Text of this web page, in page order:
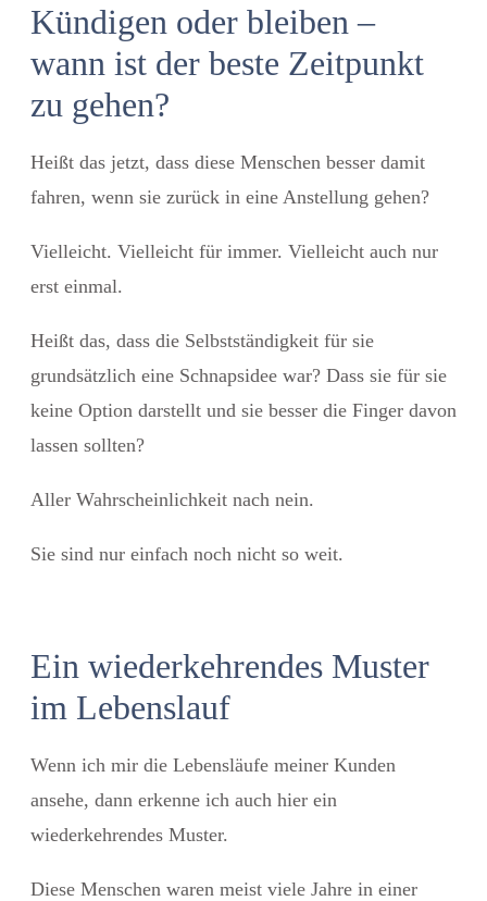
Kündigen oder bleiben –
wann ist der beste Zeitpunkt
zu gehen?
Heißt das jetzt, dass diese Menschen besser damit
fahren, wenn sie zurück in eine Anstellung gehen?
Vielleicht. Vielleicht für immer. Vielleicht auch nur
erst einmal.
Heißt das, dass die Selbstständigkeit für sie
grundsätzlich eine Schnapsidee war? Dass sie für sie
keine Option darstellt und sie besser die Finger davon
lassen sollten?
Aller Wahrscheinlichkeit nach nein.
Sie sind nur einfach noch nicht so weit.
Ein wiederkehrendes Muster
im Lebenslauf
Wenn ich mir die Lebensläufe meiner Kunden
ansehe, dann erkenne ich auch hier ein
wiederkehrendes Muster.
Diese Menschen waren meist viele Jahre in einer